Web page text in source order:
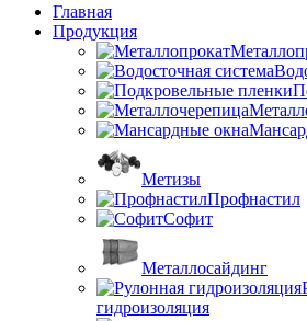
Главная
Продукция
Метизы
Профнастил
Софит
Металлосайдинг
гидроизоляция